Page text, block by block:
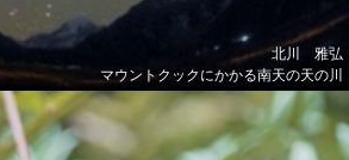
北川 雅弘
マウントクックにかかる南天の天の川